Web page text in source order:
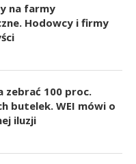
na farmy
Hodowcy i firmy
zebrać 100 proc.
butelek. WEI mówi o
iluzji